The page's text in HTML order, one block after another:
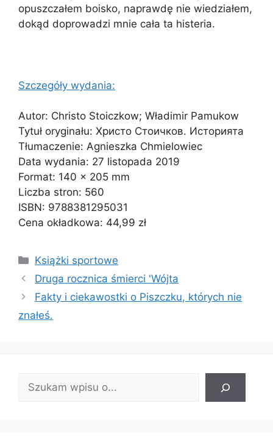
opuszczałem boisko, naprawdę nie wiedziałem,
dokąd doprowadzi mnie cała ta histeria.
Szczegóły wydania:
Autor: Christo Stoiczkow; Władimir Pamukow
Tytuł oryginału: Христо Стоичков. Историята
Tłumaczenie: Agnieszka Chmielowiec
Data wydania: 27 listopada 2019
Format: 140 x 205 mm
Liczba stron: 560
ISBN: 9788381295031
Cena okładkowa: 44,99 zł
Kategorie
Książki sportowe
Druga rocznica śmierci 'Wójta
Fakty i ciekawostki o Piszczku, których nie
znałeś.
Znajdź
wpis: